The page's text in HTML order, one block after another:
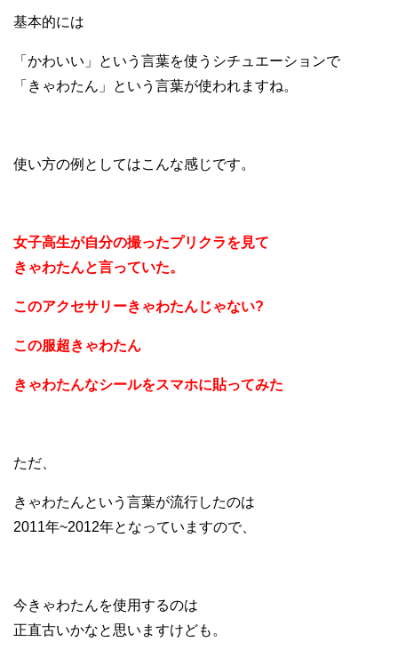
基本的には
「かわいい」という言葉を使うシチュエーションで
「きゃわたん」という言葉が使われますね。
使い方の例としてはこんな感じです。
女子高生が自分の撮ったプリクラを見て
きゃわたんと言っていた。
このアクセサリーきゃわたんじゃない?
この服超きゃわたん
きゃわたんなシールをスマホに貼ってみた
ただ、
きゃわたんという言葉が流行したのは
2011年~2012年となっていますので、
今きゃわたんを使用するのは
正直古いかなと思いますけども。